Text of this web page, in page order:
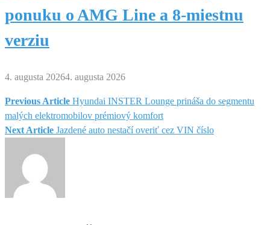
ponuku o AMG Line a 8-miestnu
verziu
4. augusta 20264. augusta 2026
Navigácia
v
článku
Previous Article Hyundai INSTER Lounge prináša do segmentu
malých elektromobilov prémiový komfort
Next Article Jazdené auto nestačí overiť cez VIN číslo